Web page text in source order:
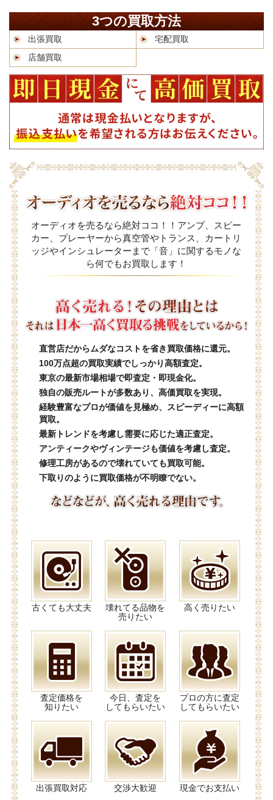
3つの買取方法
出張買取
宅配買取
店舗買取
オーディオを売るなら絶対ココ！！アンプ、スピー
カー、プレーヤーから真空管やトランス、カートリ
ッジやインシュレーターまで「音」に関するモノな
ら何でもお買取します！
直営店だからムダなコストを省き買取価格に還元。
100万点超の買取実績でしっかり高額査定。
東京の最新市場相場で即査定・即現金化。
独自の販売ルートが多数あり、高価買取を実現。
経験豊富なプロが価値を見極め、スピーディーに高額
買取。
最新トレンドを考慮し需要に応じた適正査定。
アンティークやヴィンテージも価値を考慮し査定。
修理工房があるので壊れていても買取可能。
下取りのように買取価格が不明瞭でない。
古くても大丈夫
壊れてる品物を
売りたい
高く売りたい
査定価格を
知りたい
今日、査定を
してもらいたい
プロの方に査定
してもらいたい
出張買取対応 交渉大歓迎 現金でお支払い